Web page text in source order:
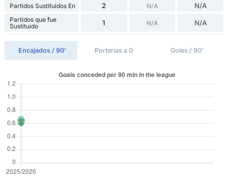
Partidos Sustituidos En 2 N/A N/A
Partidos que fue
Sustituido
1 N/A N/A
Encajados / 90' Porterías a 0 Goles / 90'